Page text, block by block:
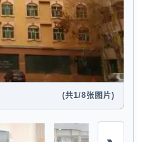
(共1/8张图片)